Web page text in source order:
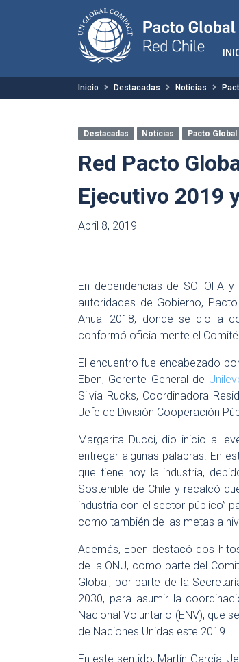
Inicio Destacadas Noticias
Destacadas Noticias Pacto Global
Red Pacto
Ejecutivo 2019
Abril 8, 2019
En dependencias de SOFOFA
autoridades de Gobierno,
Anual 2018, donde se dio a
conformó oficialmente el
El encuentro fue encabezado
Eben, Gerente General de
Silvia Rucks, Coordinadora
Jefe de División Cooperación
Margarita Ducci, dio inicio al
entregar algunas palabras. En
que tiene hoy la industria,
Sostenible de Chile y recalcó
industria con el sector público”
como también de las metas a
Además, Eben destacó dos
de la ONU, como parte del
Global, por parte de la
2030, para asumir la
Nacional Voluntario (ENV), que
de Naciones Unidas este 2019.
En este sentido, Martín Garcia,